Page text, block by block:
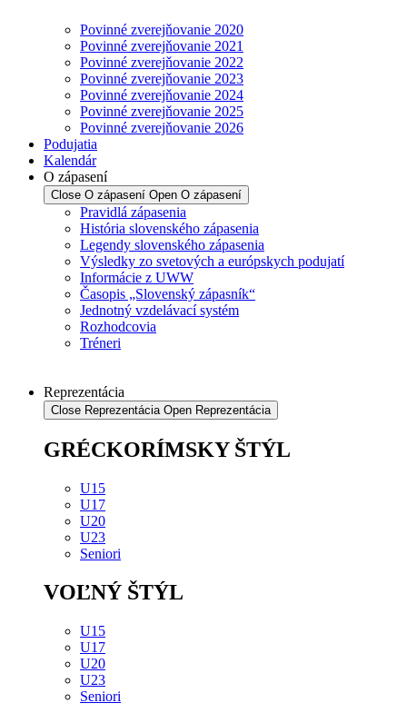
Povinné zverejňovanie 2020
Povinné zverejňovanie 2021
Povinné zverejňovanie 2022
Povinné zverejňovanie 2023
Povinné zverejňovanie 2024
Povinné zverejňovanie 2025
Povinné zverejňovanie 2026
Podujatia
Kalendár
O zápasení
Close O zápasení Open O zápasení
Pravidlá zápasenia
História slovenského zápasenia
Legendy slovenského zápasenia
Výsledky zo svetových a európskych podujatí
Informácie z UWW
Časopis „Slovenský zápasník“
Jednotný vzdelávací systém
Rozhodcovia
Tréneri
Reprezentácia
Close Reprezentácia Open Reprezentácia
GRÉCKORÍMSKY ŠTÝL
U15
U17
U20
U23
Seniori
VOĽNÝ ŠTÝL
U15
U17
U20
U23
Seniori